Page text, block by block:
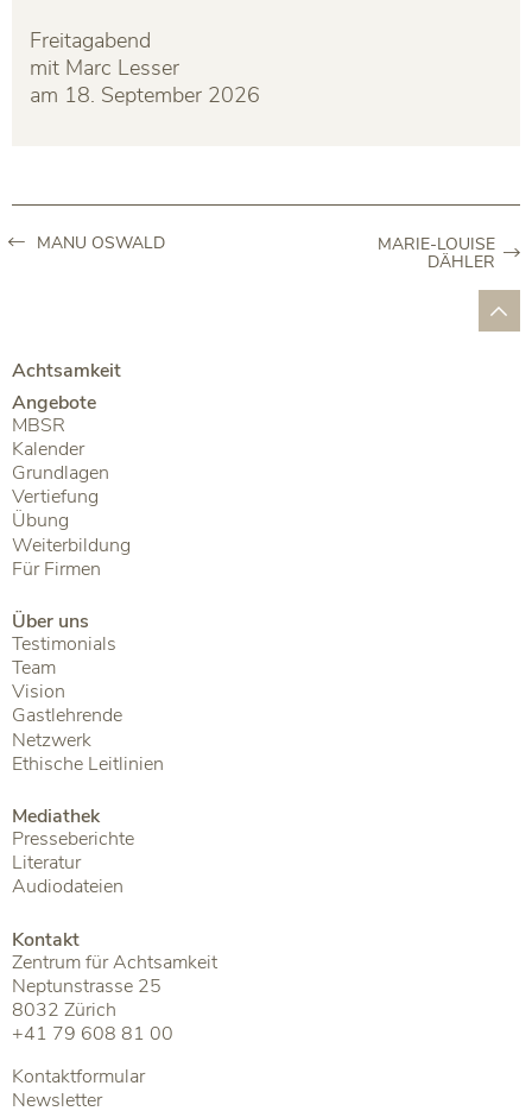
Freitagabend
mit Marc Lesser
am 18. September 2026
MANU OSWALD MARIE-LOUISE
DÄHLER
Achtsamkeit
Angebote
MBSR
Kalender
Grundlagen
Vertiefung
Übung
Weiterbildung
Für Firmen
Über uns
Testimonials
Team
Vision
Gastlehrende
Netzwerk
Ethische Leitlinien
Mediathek
Presseberichte
Literatur
Audiodateien
Kontakt
Zentrum für Achtsamkeit
Neptunstrasse 25
8032 Zürich
+41 79 608 81 00
Kontaktformular
Newsletter